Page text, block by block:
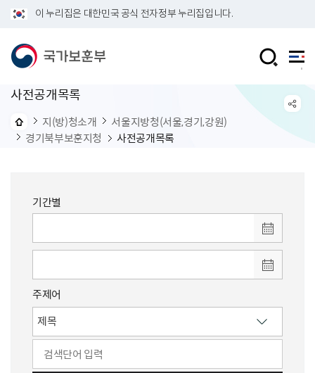
이 누리집은 대한민국 공식 전자정부 누리집입니다.
사전공개목록
지(방)청소개
서울지방청(서울,경기,강원)
경기북부보훈지청
사전공개목록
기간별
주제어